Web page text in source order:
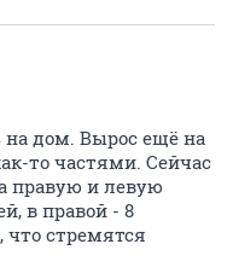
дом. Вырос ещё на
то частями. Сейчас
правую и левую
в правой - 8
стремятся